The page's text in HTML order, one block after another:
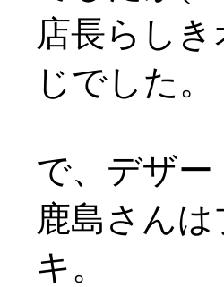
店長らし
じでした。
で、デザ
鹿島さん
キ。